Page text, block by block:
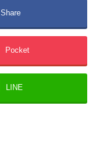
Share
Pocket
LINE